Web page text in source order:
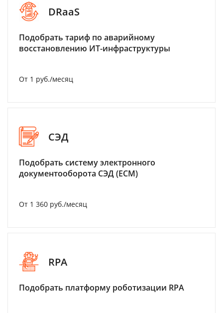
DRaaS
Подобрать тариф по аварийному
восстановлению ИТ-инфраструктуры
От 1 руб./месяц
СЭД
Подобрать систему электронного
документооборота СЭД (ECM)
От 1 360 руб./месяц
RPA
Подобрать платформу роботизации RPA